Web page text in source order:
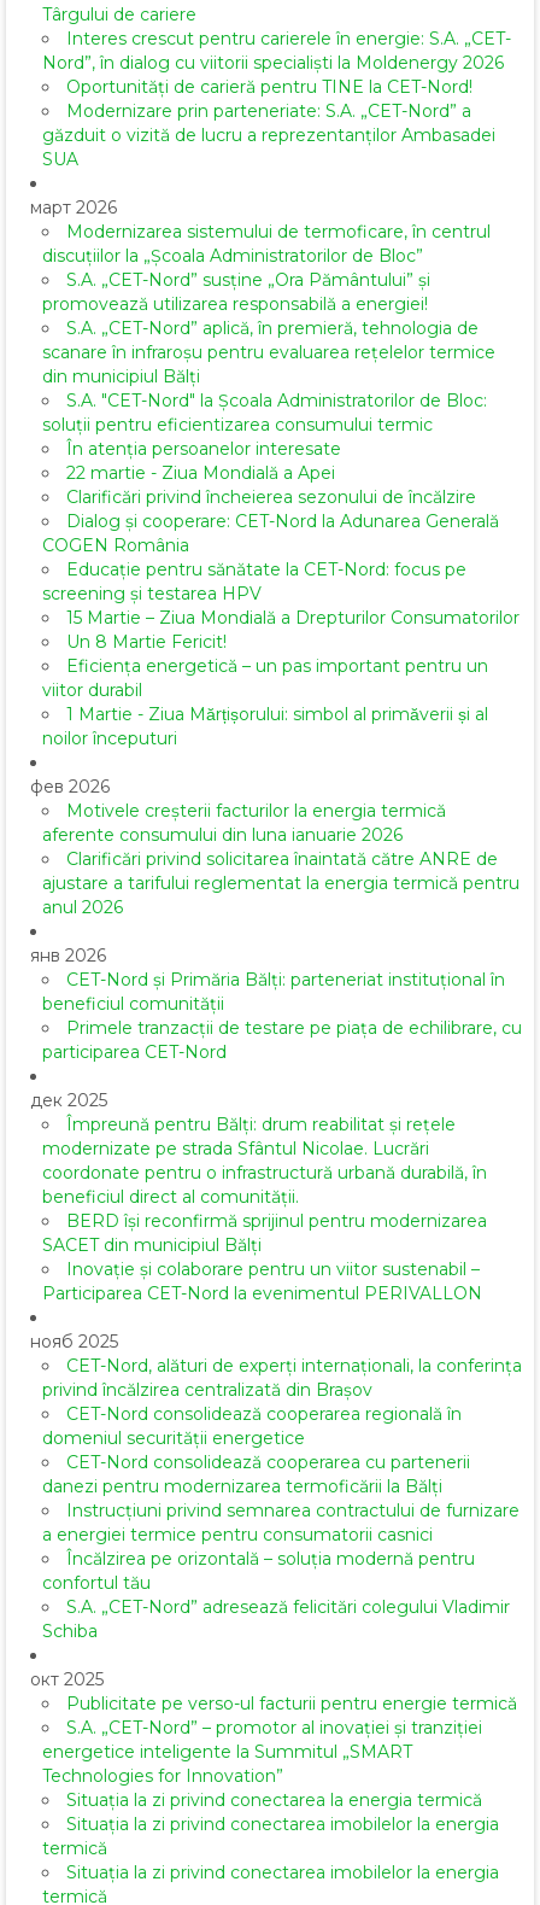
Târgului de cariere
Interes crescut pentru carierele în energie: S.A. „CET-
Nord”, în dialog cu viitorii specialiști la Moldenergy 2026
Oportunități de carieră pentru TINE la CET-Nord!
Modernizare prin parteneriate: S.A. „CET-Nord” a
găzduit o vizită de lucru a reprezentanților Ambasadei
SUA
март 2026
Modernizarea sistemului de termoficare, în centrul
discuțiilor la „Școala Administratorilor de Bloc”
S.A. „CET-Nord” susține „Ora Pământului” și
promovează utilizarea responsabilă a energiei!
S.A. „CET-Nord” aplică, în premieră, tehnologia de
scanare în infraroșu pentru evaluarea rețelelor termice
din municipiul Bălți
S.A. "CET-Nord" la Școala Administratorilor de Bloc:
soluții pentru eficientizarea consumului termic
În atenția persoanelor interesate
22 martie - Ziua Mondială a Apei
Clarificări privind încheierea sezonului de încălzire
Dialog și cooperare: CET-Nord la Adunarea Generală
COGEN România
Educație pentru sănătate la CET-Nord: focus pe
screening și testarea HPV
15 Martie – Ziua Mondială a Drepturilor Consumatorilor
Un 8 Martie Fericit!
Eficiența energetică – un pas important pentru un
viitor durabil
1 Martie - Ziua Mărțișorului: simbol al primăverii și al
noilor începuturi
фев 2026
Motivele creșterii facturilor la energia termică
aferente consumului din luna ianuarie 2026
Clarificări privind solicitarea înaintată către ANRE de
ajustare a tarifului reglementat la energia termică pentru
anul 2026
янв 2026
CET-Nord și Primăria Bălți: parteneriat instituțional în
beneficiul comunității
Primele tranzacții de testare pe piața de echilibrare, cu
participarea CET-Nord
дек 2025
Împreună pentru Bălți: drum reabilitat și rețele
modernizate pe strada Sfântul Nicolae. Lucrări
coordonate pentru o infrastructură urbană durabilă, în
beneficiul direct al comunității.
BERD își reconfirmă sprijinul pentru modernizarea
SACET din municipiul Bălți
Inovație și colaborare pentru un viitor sustenabil –
Participarea CET-Nord la evenimentul PERIVALLON
нояб 2025
CET-Nord, alături de experți internaționali, la conferința
privind încălzirea centralizată din Brașov
CET-Nord consolidează cooperarea regională în
domeniul securității energetice
CET-Nord consolidează cooperarea cu partenerii
danezi pentru modernizarea termoficării la Bălți
Instrucțiuni privind semnarea contractului de furnizare
a energiei termice pentru consumatorii casnici
Încălzirea pe orizontală – soluția modernă pentru
confortul tău
S.A. „CET-Nord” adresează felicitări colegului Vladimir
Schiba
окт 2025
Publicitate pe verso-ul facturii pentru energie termică
S.A. „CET-Nord” – promotor al inovației și tranziției
energetice inteligente la Summitul „SMART
Technologies for Innovation”
Situația la zi privind conectarea la energia termică
Situația la zi privind conectarea imobilelor la energia
termică
Situația la zi privind conectarea imobilelor la energia
termică